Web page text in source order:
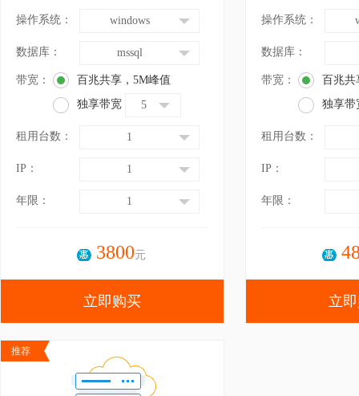
操作系统： windows
数据库： mssql
带宽： 百兆共享， 5M峰值
独享带宽
5
租用台数： 1
IP： 1
年限： 1
3800元
立即购买
操作系统：
数据库：
带宽：
百兆共
独享带
租用台数：
IP：
年限：
立
推荐